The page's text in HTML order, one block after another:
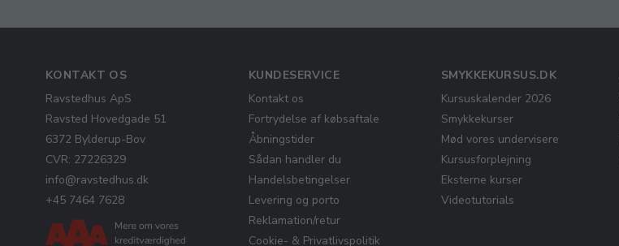
KONTAKT OS
Ravstedhus ApS
Ravsted Hovedgade 51
6372 Bylderup-Bov
CVR: 27226329
info@ravstedhus.dk
+45 7464 7628
KUNDESERVICE
Kontakt os
Fortrydelse af købsaftale
Åbningstider
Sådan handler du
Handelsbetingelser
Levering og porto
Reklamation/retur
Cookie- & Privatlivspolitik
SMYKKEKURSUS.DK
Kursuskalender 2026
Smykkekurser
Mød vores undervisere
Kursusforplejning
Eksterne kurser
Videotutorials